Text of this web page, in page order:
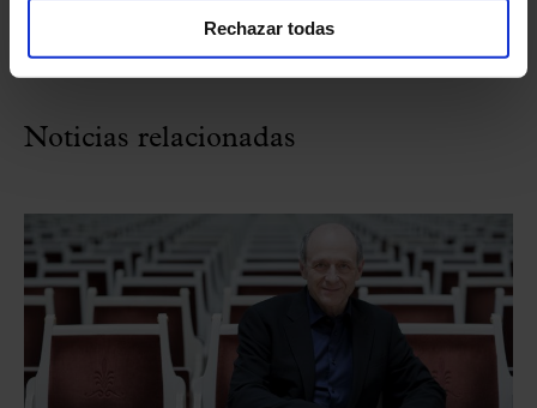
Rechazar todas
Noticias relacionadas